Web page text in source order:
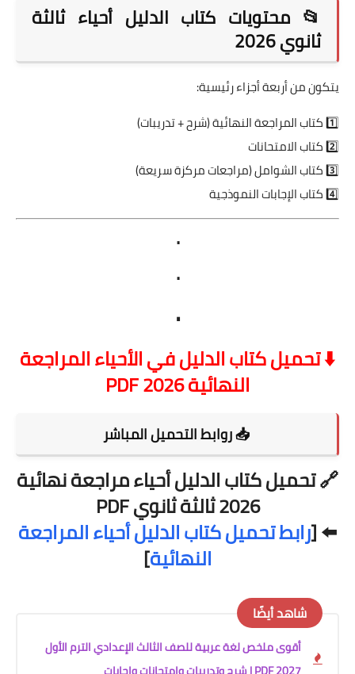
📂 محتويات كتاب الدليل أحياء ثالثة
ثانوي 2026
يتكون من أربعة أجزاء رئيسية:
1️⃣ كتاب المراجعة النهائية (شرح + تدريبات)
2️⃣ كتاب الامتحانات
3️⃣ كتاب الشوامل (مراجعات مركزة سريعة)
4️⃣ كتاب الإجابات النموذجية
.
.
.
⬇️ تحميل كتاب الدليل في الأحياء المراجعة
النهائية 2026 PDF
📥 روابط التحميل المباشر
🔗تحميل كتاب الدليل أحياء مراجعة نهائية
2026 ثالثة ثانوي PDF
⬅️ [رابط تحميل كتاب الدليل أحياء المراجعة
النهائية]
شاهد أيضًا
أقوى ملخص لغة عربية للصف الثالث الإعدادي الترم الأول